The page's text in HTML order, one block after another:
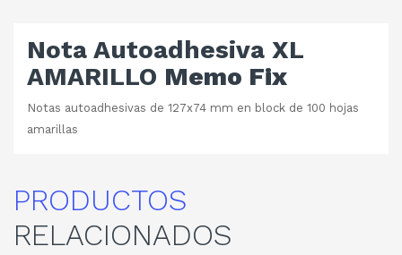
Nota Autoadhesiva XL
AMARILLO Memo Fix
Notas autoadhesivas de 127x74 mm en block de 100 hojas
amarillas
PRODUCTOS
RELACIONADOS